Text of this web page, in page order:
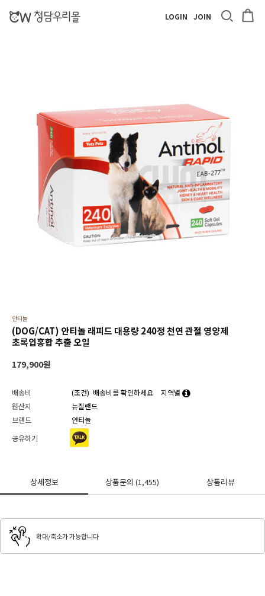
LOGIN JOIN
안티놀
(DOG/CAT) 안티놀 래피드 대용량 240정 천연 관절 영양제
초록입홍합 추출 오일
179,900원
배송비 (조건) 배송비를 확인하세요
지역별
원산지
뉴질랜드
브랜드
안티놀
공유하기
상세정보 상품문의(1,455) 상품리뷰
확대/축소가 가능합니다